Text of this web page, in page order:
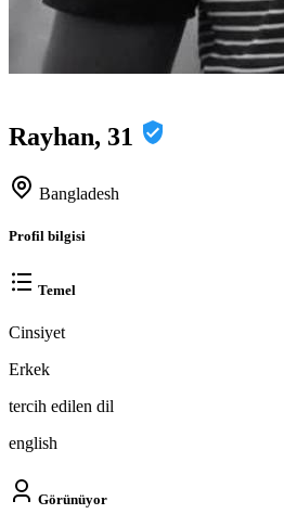
Rayhan, 31
Bangladesh
Profil bilgisi
Temel
Cinsiyet
Erkek
tercih edilen dil
english
Görünüyor